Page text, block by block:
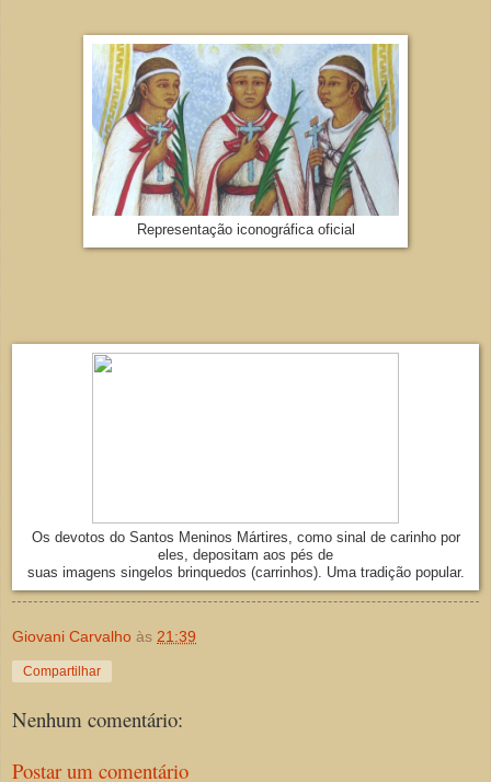
Representação iconográfica oficial
Os devotos do Santos Meninos Mártires, como sinal de carinho por
eles, depositam aos pés de
suas imagens singelos brinquedos (carrinhos). Uma tradição popular.
Giovani Carvalho às 21:39
Compartilhar
Nenhum comentário:
Postar um comentário